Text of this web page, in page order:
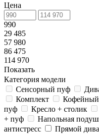
Цена
990
29 485
57 980
86 475
114 970
Показать
Категория модели
Сенсорный пуф
Комплект
Кофейный
пуф
Кресло + столик
+ пуф
Напольная
антистресс
Прямой